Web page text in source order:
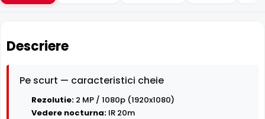
Descriere
Pe scurt — caracteristici cheie
Rezolutie: 2 MP / 1080p (1920x1080)
Vedere nocturna: IR 20m